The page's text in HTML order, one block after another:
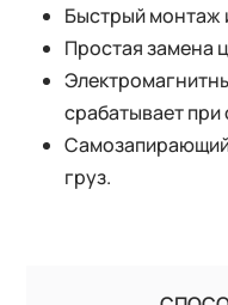
Быстрый монтаж
Простая замена
срабатывает
груз.